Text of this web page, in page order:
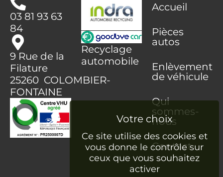
03 81 93 63
84
9 Rue de la
Filature
25260 COLOMBIER-
FONTAINE
Recyclage
automobile
Accueil
Pièces
autos
Enlèvement
de véhicule
Qui
sommes-
nous
Contact
Ce site utilise des cookies et
vous donne le contrôle sur
ceux que vous souhaitez
activer